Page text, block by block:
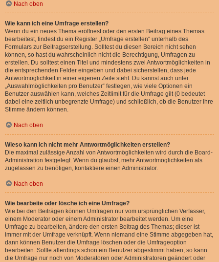
Nach oben
Wie kann ich eine Umfrage erstellen?
Wenn du ein neues Thema eröffnest oder den ersten Beitrag eines Themas
bearbeitest, findest du ein Register „Umfrage erstellen“ unterhalb des
Formulars zur Beitragserstellung. Solltest du diesen Bereich nicht sehen
können, so hast du wahrscheinlich nicht die Berechtigung, Umfragen zu
erstellen. Du solltest einen Titel und mindestens zwei Antwortmöglichkeiten in
die entsprechenden Felder eingeben und dabei sicherstellen, dass jede
Antwortmöglichkeit in einer eigenen Zeile steht. Du kannst auch unter
„Auswahlmöglichkeiten pro Benutzer“ festlegen, wie viele Optionen ein
Benutzer auswählen kann, welches Zeitlimit für die Umfrage gilt (0 bedeutet
dabei eine zeitlich unbegrenzte Umfrage) und schließlich, ob die Benutzer ihre
Stimme ändern können.
Nach oben
Wieso kann ich nicht mehr Antwortmöglichkeiten erstellen?
Die maximal zulässige Anzahl von Antwortmöglichkeiten wird durch die Board-
Administration festgelegt. Wenn du glaubst, mehr Antwortmöglichkeiten als
zugelassen zu benötigen, kontaktiere einen Administrator.
Nach oben
Wie bearbeite oder lösche ich eine Umfrage?
Wie bei den Beiträgen können Umfragen nur vom ursprünglichen Verfasser,
einem Moderator oder einem Administrator bearbeitet werden. Um eine
Umfrage zu bearbeiten, ändere den ersten Beitrag des Themas; dieser ist
immer mit der Umfrage verknüpft. Wenn niemand eine Stimme abgegeben hat,
dann können Benutzer die Umfrage löschen oder die Umfrageoption
bearbeiten. Sollte allerdings schon ein Benutzer abgestimmt haben, so kann
die Umfrage nur noch von Moderatoren oder Administratoren geändert oder